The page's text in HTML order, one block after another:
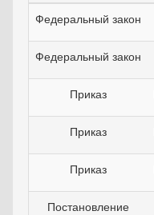
Федеральный закон
Федеральный закон
Приказ
Приказ
Приказ
Постановление